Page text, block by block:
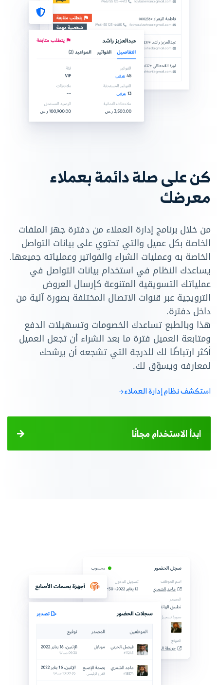
كن على صلة دائمة بعملاء
معرضك
من خلال برنامج إدارة العملاء من دفترة جهز الملفات
الخاصة بكل عميل والتي تحتوي على بيانات التواصل
الخاصة به وعمليات الشراء والفواتير وعملياته جميعها.
يساعدك النظام في استخدام بيانات التواصل في
عملياتك التسويقية المتنوعة كإرسال العروض
الترويجية عبر قنوات الاتصال المختلفة بصورة آلية من
داخل دفترة.
هذا وبالطبع تساعدك الخصومات وتسهيلات الدفع
ومتابعة العميل فترة ما بعد الشراء أن تجعل العميل
أكثر ارتباطًا لك للدرجة التي تشجعه أن يرشحك
لمعارفه ويسوّق لك.
استكشف نظام إدارة العملاء
ابدأ الاستخدام مجانًا